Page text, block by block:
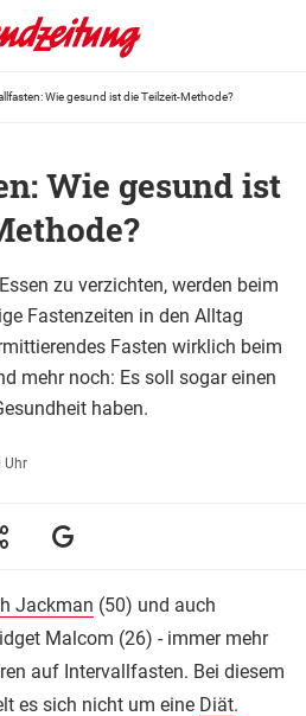
Wie gesund ist die Teilzeit-Methode?
Wie gesund ist
zu verzichten, werden beim
Fastenzeiten in den Alltag
Fasten wirklich beim
mehr noch: Es soll sogar einen
haben.
Uhr
Jackman (50) und auch
Malcom (26) - immer mehr
auf Intervallfasten. Bei diesem
es sich nicht um eine Diät.